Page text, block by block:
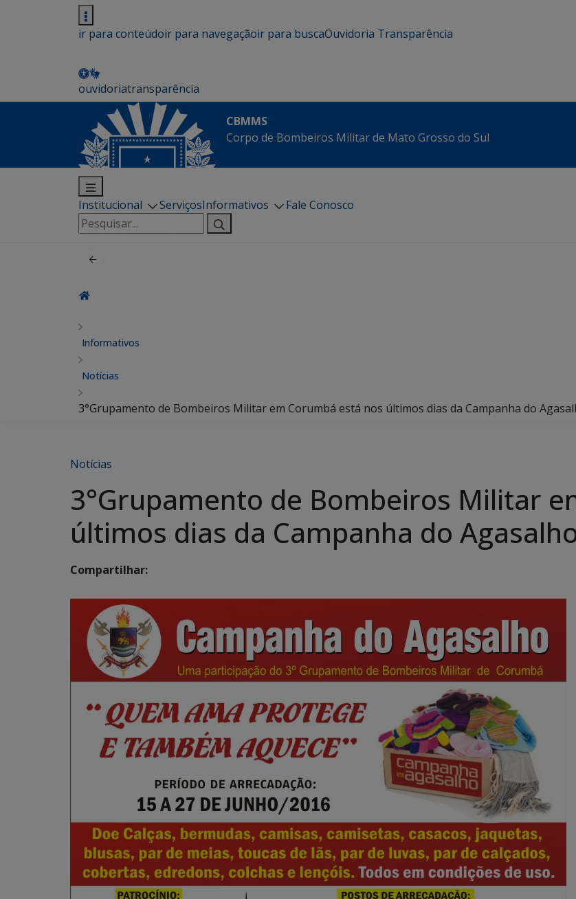
ir para conteúdoir para navegaçãoir para buscaOuvidoria Transparência
ouvidoriatransparência
CBMMS
Corpo de Bombeiros Militar de Mato Grosso do Sul
Institucional ServiçosInformativos
Fale Conosco
Pesquisar
por:
Informativos
Notícias
3°Grupamento de Bombeiros Militar em Corumbá está nos últimos dias da Campanha do
Notícias
3°Grupamento de Bombeiros Militar
últimos dias da Campanha do
Compartilhar: